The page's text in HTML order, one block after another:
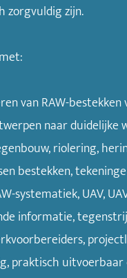
zorgvuldig zijn.
van RAW-bestekken
naar duidelijke
riolering,
bestekken,
systematiek, UAV,
informatie,
praktisch